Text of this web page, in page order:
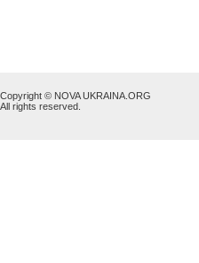
Copyright © NOVA UKRAINA.ORG
All rights reserved.